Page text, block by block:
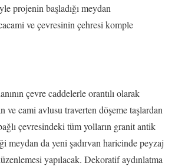
projenin başladığı meydan
ve çevresinin çehresi komple
çevre caddelerle orantılı olarak
ve cami avlusu traverten döşeme taşlardan
çevresindeki tüm yolların granit antik
meydan da yeni şadırvan haricinde peyzaj
yapılacak. Dekoratif aydınlatma